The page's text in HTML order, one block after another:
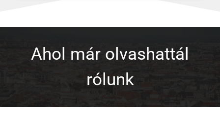
Ahol már olvashattál
rólunk